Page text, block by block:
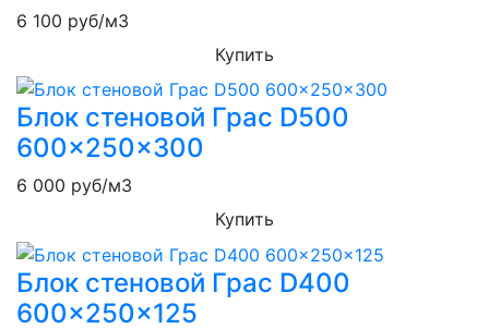
6 100 руб/м3
Купить
Блок стеновой Грас D500
600x250x300
6 000 руб/м3
Купить
Блок стеновой Грас D400
600x250x125